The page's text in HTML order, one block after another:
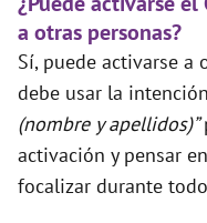
a otras personas?
Sí, puede activarse a
debe usar la
(nombre y apellidos)”
activación y pensar
focalizar durante